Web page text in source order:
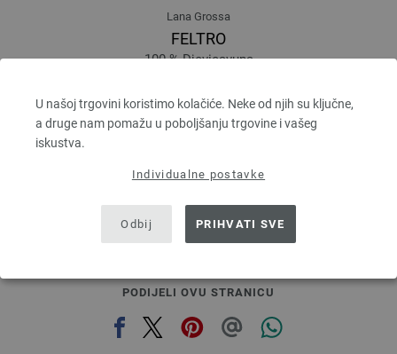
U našoj trgovini koristimo kolačiće. Neke od njih su ključne,
a druge nam pomažu u poboljšanju trgovine i vašeg
iskustva.
Individualne postavke
Odbij PRIHVATI SVE
Lana Grossa
FELTRO
100 % Djevicavuna
Većina igle: 8
2,94 €
3,43 $
bez PDV-a, dodatno troškovi za dostavu, Osnovna cijena:
prev next
PODIJELI OVU STRANICU